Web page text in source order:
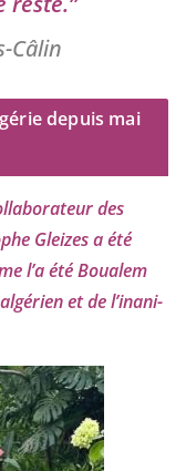
Câlin
depuis mai
des
Gleizesa été
l’a été Boualem
et de l’i­na­ni­